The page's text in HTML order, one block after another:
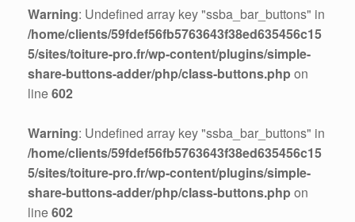
Warning: Undefined array key "ssba_bar_buttons" in
/home/clients/59fdef56fb5763643f38ed635456c15
5/sites/toiture-pro.fr/wp-content/plugins/simple-
share-buttons-adder/php/class-buttons.php on
line602
Warning: Undefined array key "ssba_bar_buttons" in
/home/clients/59fdef56fb5763643f38ed635456c15
5/sites/toiture-pro.fr/wp-content/plugins/simple-
share-buttons-adder/php/class-buttons.php on
line602